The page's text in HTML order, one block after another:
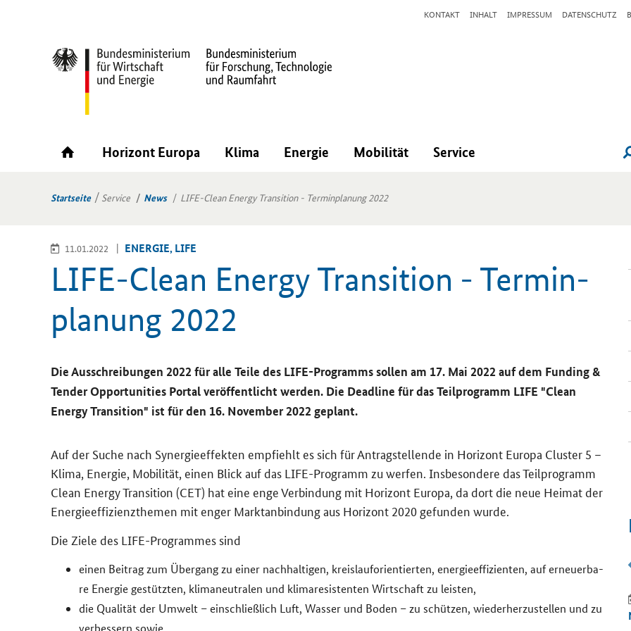
KONTAKT INHALT IMPRESSUM DATENSCHUTZ
Horizont Europa Klima Energie Mobilität Service
Startseite Service News LIFE-Clean Energy Transition - Terminplanung 2022
11.01.2022 EN­ER­GIE, LIFE
LIFE-​Clean En­er­gy Tran­si­ti­on - Ter­min­
pla­nung 2022
Die Aus­schrei­bun­gen 2022 für alle Teile des LIFE-​Programms sol­len am 17. Mai 2022 auf dem Funding &
Tender Opportunities Por­tal ver­öf­fent­licht wer­den. Die Deadline für das Teil­pro­gramm LIFE "Clean
Energy Transition" ist für den 16. No­vem­ber 2022 ge­plant.
Auf der Suche nach Syn­er­gie­ef­fek­ten emp­fiehlt es sich für An­trag­stel­len­de in Ho­ri­zont Eu­ro­pa Cluster 5 –
Klima, En­er­gie, Mo­bi­li­tät, einen Blick auf das LIFE-​Programm zu wer­fen. Ins­be­son­de­re das Teil­pro­gramm
Clean Energy Transition (CET) hat eine enge Ver­bin­dung mit Ho­ri­zont Eu­ro­pa, da dort die neue Hei­mat der
En­er­gie­ef­fi­zi­enz­the­men mit enger Markt­an­bin­dung aus Ho­ri­zont 2020 ge­fun­den wurde.
Die Ziele des LIFE-​Programmes sind
einen Bei­trag zum Über­gang zu einer nach­hal­ti­gen, kreis­lauf­ori­en­tier­ten, en­er­gie­ef­fi­zi­en­ten, auf er­neu­er­ba­
re En­er­gie ge­stütz­ten, kli­ma­neu­tra­len und kli­ma­re­sis­ten­ten Wirt­schaft zu leis­ten,
die Qua­li­tät der Um­welt – ein­schließ­lich Luft, Was­ser und Boden – zu schüt­zen, wie­der­her­zu­stel­len und zu
ver­bes­sern sowie
HO­RI­ZONT EU­RO­PA
Know­ledge Va­lo­risa­ti­on in Ac­tion: